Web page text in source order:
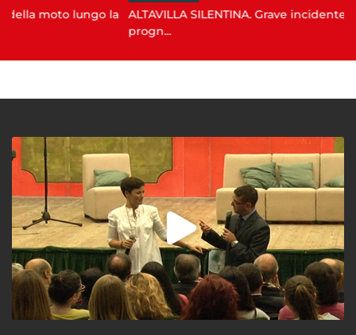
lungo la
ALTAVILLA SILENTINA. Grave incidente in moto: